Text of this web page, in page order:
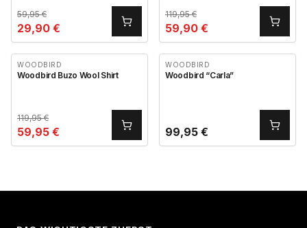
59,95€
29,90 €
119,95€
59,90 €
WOODBIRD
Woodbird Buzo Wool Shirt
119,95€
59,95 €
WOODBIRD
Woodbird “Carla”
99,95 €